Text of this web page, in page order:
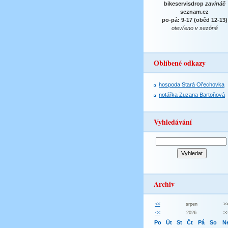
bikeservisdrop zavináč
seznam.cz
po-pá: 9-17 (oběd 12-13)
otevřeno v sezóně
Oblíbené odkazy
hospoda Stará Ořechovka
notářka Zuzana Bartoňová
Vyhledávání
Archiv
<< srpen
>>
<<
2026 >>
Po Út St Čt Pá So